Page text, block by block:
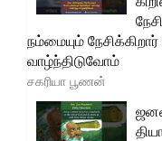
நம்மையும்
வாழ்ந்திடுவோம்
சகரியா பூணன்